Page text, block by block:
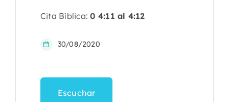
Cita Bíblica:0 4:11 al 4:12
30/08/2020
Escuchar